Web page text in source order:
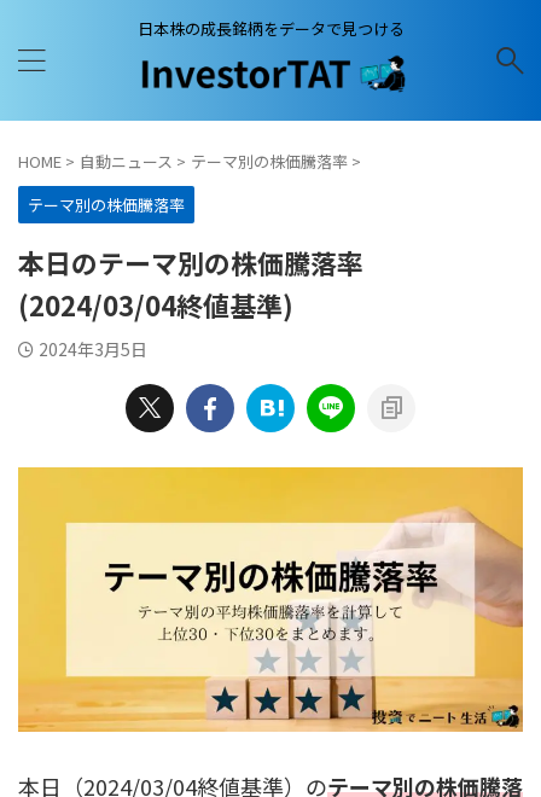
日本株の成長銘柄をデータで見つける
HOME > 自動ニュース > テーマ別の株価騰落率 >
テーマ別の株価騰落率
本日のテーマ別の株価騰落率
(2024/03/04終値基準)
2024年3月5日
本日（2024/03/04終値基準）のテーマ別の株価騰落